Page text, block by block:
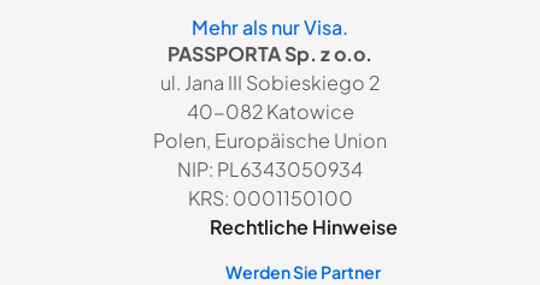
Mehr als nur Visa.
PASSPORTA Sp. z o.o.
ul. Jana III Sobieskiego 2
40-082 Katowice
Polen, Europäische Union
NIP: PL6343050934
KRS: 0001150100
Rechtliche Hinweise
Werden Sie Partner